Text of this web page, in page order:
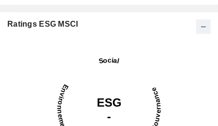
Ratings ESG MSCI